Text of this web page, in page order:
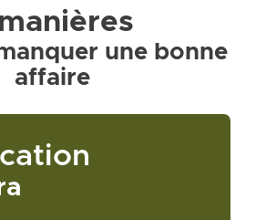
une bonne
affaire